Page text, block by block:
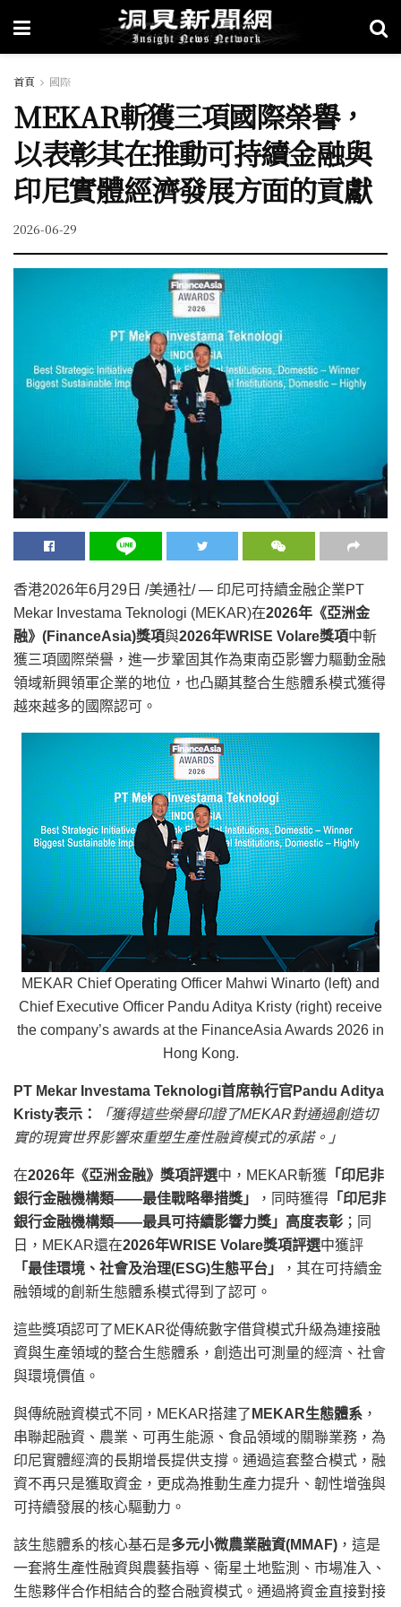
首頁 國際
MEKAR斬獲三項國際榮譽，
以表彰其在推動可持續金融與
印尼實體經濟發展方面的貢獻
2026-06-29
香港2026年6月29日 /美通社/ — 印尼可持續金融企業PT
Mekar Investama Teknologi (MEKAR)在2026年《亞洲金
融》(FinanceAsia)獎項與2026年WRISE Volare獎項中斬
獲三項國際榮譽，進一步鞏固其作為東南亞影響力驅動金融
領域新興領軍企業的地位，也凸顯其整合生態體系模式獲得
越來越多的國際認可‌。
MEKAR Chief Operating Officer Mahwi Winarto (left) and
Chief Executive Officer Pandu Aditya Kristy (right) receive
the company’s awards at the FinanceAsia Awards 2026 in
Hong Kong.
PT Mekar Investama Teknologi首席執行官Pandu Aditya
Kristy表示：
「獲得這些榮譽印證了MEKAR對通過創造切
實的現實世界影響來重塑生產性融資模式的承諾。」
在2026年《亞洲金融》獎項評選中，MEKAR斬獲 「印尼非
銀行金融機構類——最佳戰略舉措獎」
，同時獲得 「印尼非
銀行金融機構類——最具可持續影響力獎」高度表彰 ；同
日，MEKAR還在2026年WRISE Volare獎項評選中獲評
「最佳環境、社會及治理(ESG)生態平台」
，其在可持續金
融領域的創新生態體系模式得到了認可。
這些獎項認可了MEKAR從傳統數字借貸模式升級為連接融
資與生產領域的整合生態體系，創造出可測量的經濟、社會
與環境價值。
與傳統融資模式不同，MEKAR搭建了 MEKAR生態體系 ，
串聯起融資、農業、可再生能源、食品領域的關聯業務，為
印尼實體經濟的長期增長提供支撐。通過這套整合模式，融
資不再只是獲取資金，更成為推動生產力提升、韌性增強與
可持續發展的核心驅動力。
該生態體系的核心基石是多元小微農業融資(MMAF) ，這是
一套將生產性融資與農藝指導、衛星土地監測、市場准入、
生態夥伴合作相結合的整合融資模式。通過將資金直接對接